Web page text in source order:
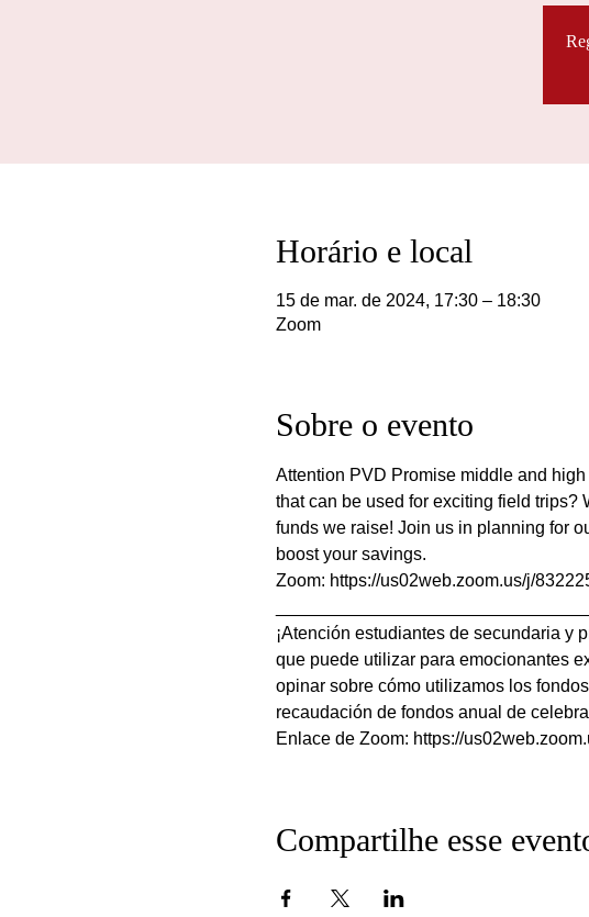
Horário e local
15 de mar. de 2024, 17:30 – 18:30
Zoom
Sobre o evento
Attention PVD Promise middle and
that can be used for exciting field trips?
funds we raise! Join us in planning for
boost your savings.
Zoom: https://us02web.zoom.us/j/
¡Atención estudiantes de secundaria y
que puede utilizar para emocionantes
opinar sobre cómo utilizamos los
recaudación de fondos anual de
Enlace de Zoom: https://
Compartilhe esse